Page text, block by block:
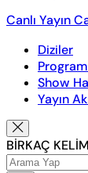
Canlı Yayın
Diziler
Show
Yayın
BİRKAÇ